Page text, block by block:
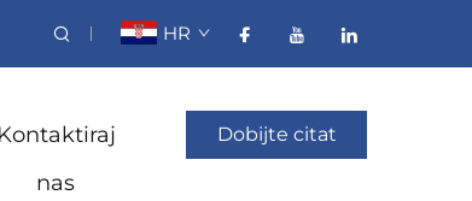
HR
Kontaktiraj
nas
Dobijte citat